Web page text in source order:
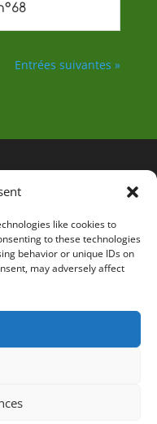
like cookies to
to these technologies
behavior or unique IDs on
may adversely affect
Entrées suivantes »